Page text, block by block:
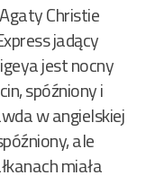
Christie
jadący
jest nocny
spóźniony i
w angielskiej
ale
miała